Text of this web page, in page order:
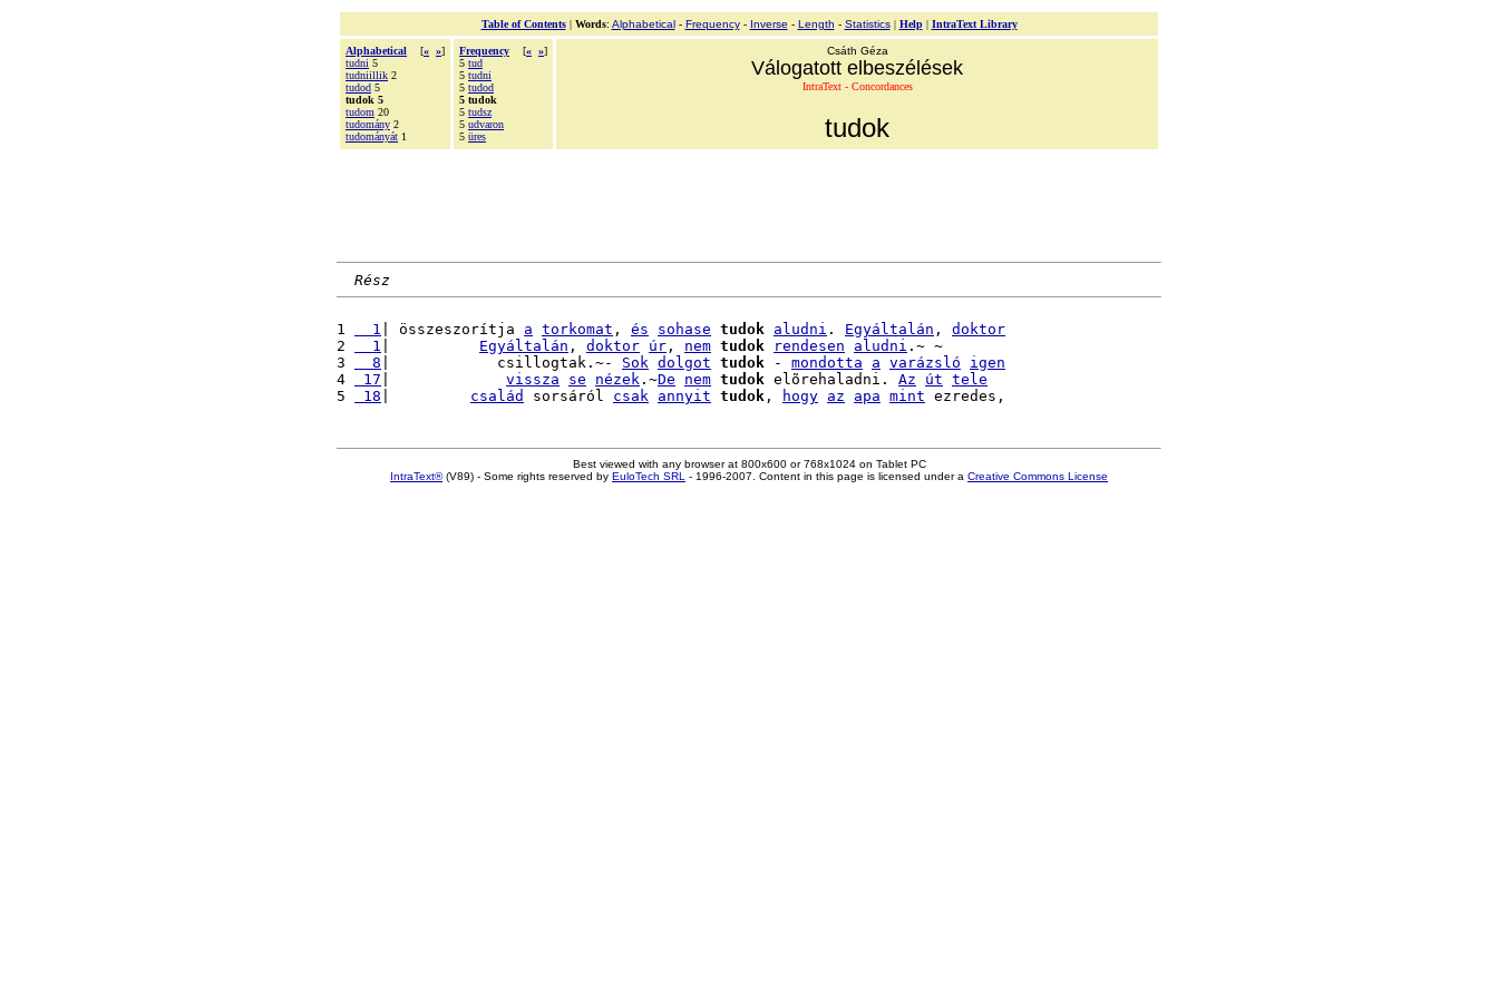
Table of Contents| Words: Alphabetical- Frequency- Inverse - Length - Statistics| Help| IntraText Library
Alphabetical [« »]
tudni 5
tudniillik 2
tudod 5
tudok 5
tudom 20
tudomány 2
tudományát 1
Frequency [« »]
5 tud
5 tudni
5 tudod
5 tudok
5 tudsz
5 udvaron
5 üres
Csáth Géza
Válogatott elbeszélések
IntraText - Concordances
tudok
Rész
1
  1
| összeszorítja a torkomat , és sohase tudok aludni . Egyáltalán , doktor
2
  1
Egyáltalán , doktor úr , nem tudok rendesen aludni .~ ~
3
  8
|            csillogtak.~- Sok dolgot tudok - mondotta a varázsló
igen
4
17 vissza se nézek .~De nem tudok elõrehaladni. Az út tele
5
18 család sorsáról csak annyit tudok , hogy az apa mint
Best viewed with any browser at 800x600 or 768x1024 on Tablet PC
IntraText®(V89) - Some rights reserved by EuloTech SRL - 1996-2007. Content in this page is licensed under a Creative Commons License